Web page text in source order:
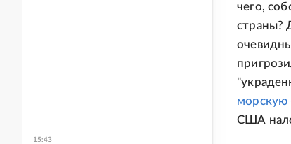
чего,
страны?
морскую
США
15:43